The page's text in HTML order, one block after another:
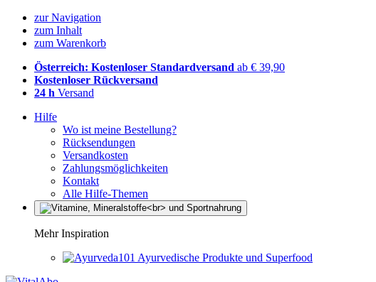
zur Navigation
zum Inhalt
zum Warenkorb
Österreich: Kostenloser Standardversand ab € 39,90
Kostenloser Rückversand
24 h Versand
Hilfe
Wo ist meine Bestellung?
Rücksendungen
Versandkosten
Zahlungsmöglichkeiten
Kontakt
Alle Hilfe-Themen
Mehr Inspiration
Ayurvedische Produkte und Superfood